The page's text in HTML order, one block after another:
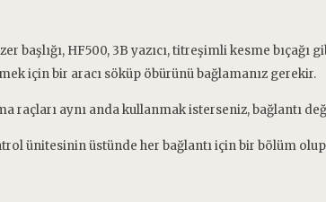
başlığı, HF500, 3B yazıcı, titreşimli kesme
için bir aracı söküp öbürünü bağlamanız gerekir.
raçları aynı anda kullanmak isterseniz, bağlantı
ünitesinin üstünde her bağlantı için bir bölüm